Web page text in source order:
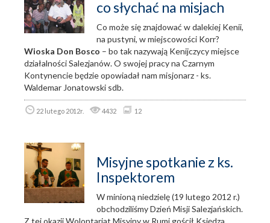
co słychać na misjach
Co może się znajdować w dalekiej Kenii,
na pustyni, w miejscowości Korr?
Wioska Don Bosco – bo tak nazywają Kenijczycy miejsce
działalności Salezjanów. O swojej pracy na Czarnym
Kontynencie będzie opowiadał nam misjonarz - ks.
Waldemar Jonatowski sdb.
22 lutego 2012r. 4432 12
Misyjne spotkanie z ks.
Inspektorem
W minioną niedzielę (19 lutego 2012 r.)
obchodziliśmy Dzień Misji Salezjańskich.
Z tej okazji Wolontariat Misyjny w Rumi gościł Księdza